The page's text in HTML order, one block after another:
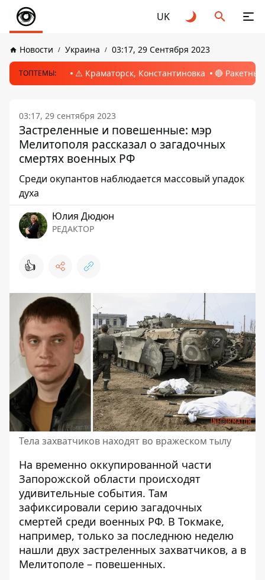
UK
Новости Украина 03:17, 29 Сентября 2023
ТОПТЕМЫ: ⚠️ Краматорск, Константиновка 🔴
03:17, 29 сентября 2023
Застреленные и повешенные: мэр
Мелитополя рассказал о загадочных
смертях военных РФ
Среди окупантов наблюдается массовый упадок
духа
Юлия Дюдюн
РЕДАКТОР
👍
Тела захватчиков находят во вражеском тылу
На временно оккупированной части
Запорожской области происходят
удивительные события. Там
зафиксировали серию загадочных
смертей среди военных РФ. В Токмаке,
например, только за последнюю неделю
нашли двух застреленных захватчиков, а в
Мелитополе – повешенных.